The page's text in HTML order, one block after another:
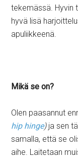
tekemässä. Hyvin
hyvä lisä
apuliikkeenä.
Mikä se on?
Olen paasannut
hip hinge) ja sen
samalla, että se
aihe. Laitetaan